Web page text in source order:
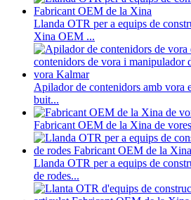
Llanda OTR per a equips de
Xina OEM ...
Apilador de contenidors amb vora
buit...
Fabricant OEM de la Xina de
Llanda OTR per a equips de
de rodes...